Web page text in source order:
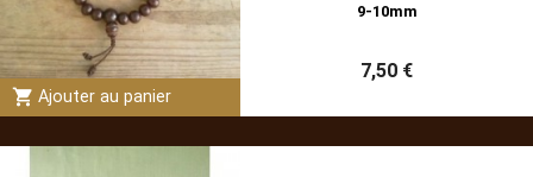
shopping_cart Ajouter au panier
9-10mm
7,50 €